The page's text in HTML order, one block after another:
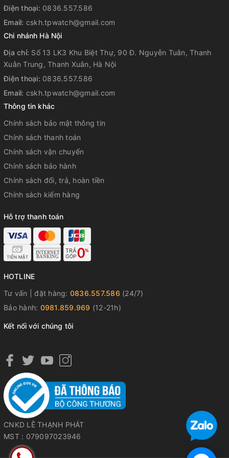
Lịch hoàn toàn tự động (đến năm 2099)
Bật/tắt âm nhấn nút
Giờ hiện hành thông thường
Đồng hồ kim: 2 kim (giờ, phút (kim di chuyển 20
giây một lần)), 1 mặt số (ngày)
Đồng hồ kỹ thuật số: Giờ, phút, giây, giờ
Độ chính xác: ±15 giây một tháng
Kích thước:
Size mặt đồng hồ (tính luôn viền vỏ): 44mm. Phù hợp
cho cổ tay có chu vi từ 15.5cm trở lên.
Điện thoại: 0836.557.586
Email: cskh.tpwatch@gmail.com
Chi nhánh Hà Nội
Địa chỉ: Số 13 LK3 Khu Biệt Thự, 90 Đ. Nguyễn Tuân, Thanh
Xuân Trung, Thanh Xuân, Hà Nội
Điện thoại: 0836.557.586
Email: cskh.tpwatch@gmail.com
Thông tin khác
Chính sách bảo mật thông tin
Chính sách thanh toán
Chính sách vận chuyển
Chính sách bảo hành
Chính sách đổi, trả, hoàn tiền
Chính sách kiểm hàng
Hỗ trợ thanh toán
HOTLINE
Tư vấn | đặt hàng: 0836.557.586 (24/7)
Bảo hành: 0981.859.969 (12-21h)
Kết nối với chúng tôi
CNKD LÊ THẠNH PHÁT
MST : 079097023946